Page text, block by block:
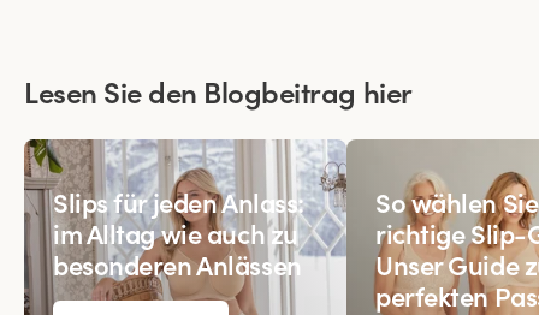
Lesen Sie den Blogbeitrag hier
Slips für jeden Anlass:
im Alltag wie auch zu
besonderen Anlässen
So wählen
richtige Slip-
Unser Guide
perfekten